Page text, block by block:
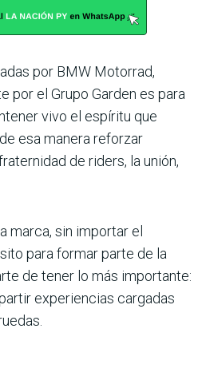
por BMW Motorrad,
por el Grupo Garden es para
vivo el espíritu que
esa manera reforzar
de riders, la unión,
marca, sin importar el
para formar parte de la
de tener lo más importante:
experiencias cargadas